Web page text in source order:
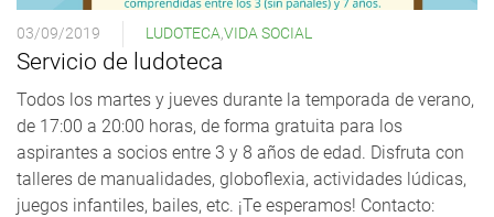
03/09/2019 LUDOTECA VIDA SOCIAL
Servicio de ludoteca
Todos los martes y jueves durante la temporada de verano,
de 17:00 a 20:00 horas, de forma gratuita para los
aspirantes a socios entre 3 y 8 años de edad. Disfruta con
talleres de manualidades, globoflexia, actividades lúdicas,
juegos infantiles, bailes, etc. ¡Te esperamos! Contacto: